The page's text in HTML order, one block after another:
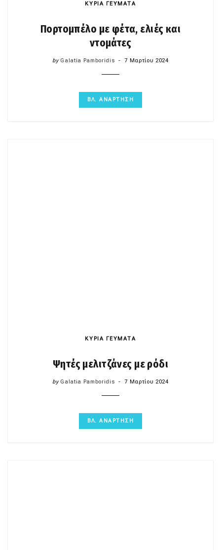
ΚΥΡΙΑ ΓΕΥΜΑΤΑ
Πορτομπέλο με φέτα, ελιές και
ντομάτες
by Galatia Pamboridis 7 Μαρτίου 2024
ΒΛ. ΑΝΑΡΤΗΣΗ
ΚΥΡΙΑ ΓΕΥΜΑΤΑ
Ψητές μελιτζάνες με ρόδι
by Galatia Pamboridis 7 Μαρτίου 2024
ΒΛ. ΑΝΑΡΤΗΣΗ